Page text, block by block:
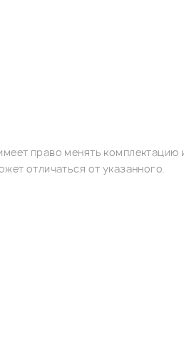
право менять
отличаться от указанного.